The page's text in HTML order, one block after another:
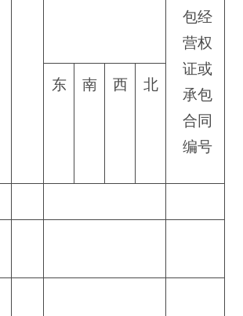
包经
营权
证或
承包
合同
编号
东 南 西 北